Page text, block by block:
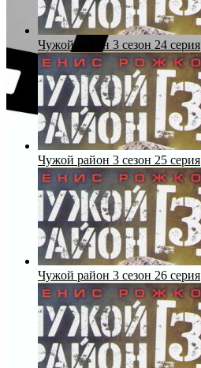
Чужой район 3 сезон 24 серия
Чужой район 3 сезон 25 серия
Чужой район 3 сезон 26 серия